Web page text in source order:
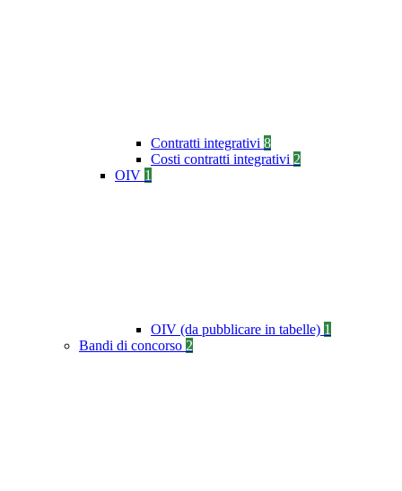
Contratti integrativi 8
Costi contratti integrativi 2
OIV 1
OIV (da pubblicare in tabelle) 1
Bandi di concorso 2